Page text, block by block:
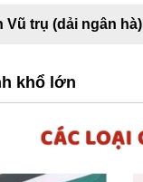
Vũ trụ (dải ngân hà)
khổ lớn